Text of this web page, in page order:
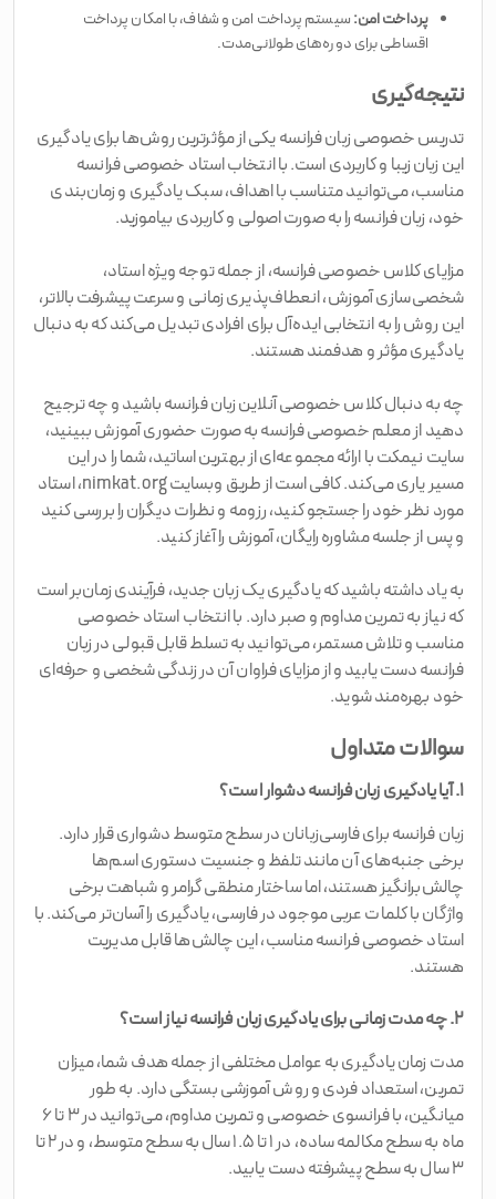
پرداخت امن:سیستم پرداخت امن و شفاف، با امکان پرداخت
اقساطی برای دوره‌های طولانی‌مدت.
نتیجه‌گیری
تدریس خصوصی زبان فرانسه یکی از مؤثرترین روش‌ها برای یادگیری
این زبان زیبا و کاربردی است. با انتخاب استاد خصوصی فرانسه
مناسب، می‌توانید متناسب با اهداف، سبک یادگیری و زمان‌بندی
خود، زبان فرانسه را به صورت اصولی و کاربردی بیاموزید.
مزایای کلاس خصوصی فرانسه، از جمله توجه ویژه استاد،
شخصی‌سازی آموزش، انعطاف‌پذیری زمانی و سرعت پیشرفت بالاتر،
این روش را به انتخابی ایده‌آل برای افرادی تبدیل می‌کند که به دنبال
یادگیری مؤثر و هدفمند هستند.
چه به دنبال کلاس خصوصی آنلاین زبان فرانسه باشید و چه ترجیح
دهید از معلم خصوصی فرانسه به صورت حضوری آموزش ببینید،
سایت نیمکت با ارائه مجموعه‌ای از بهترین اساتید، شما را در این
مسیر یاری می‌کند. کافی است از طریق وبسایت nimkat.org، استاد
مورد نظر خود را جستجو کنید، رزومه و نظرات دیگران را بررسی کنید
و پس از جلسه مشاوره رایگان، آموزش را آغاز کنید.
به یاد داشته باشید که یادگیری یک زبان جدید، فرآیندی زمان‌بر است
که نیاز به تمرین مداوم و صبر دارد. با انتخاب استاد خصوصی
مناسب و تلاش مستمر، می‌توانید به تسلط قابل قبولی در زبان
فرانسه دست یابید و از مزایای فراوان آن در زندگی شخصی و حرفه‌ای
خود بهره‌مند شوید.
سوالات متداول
۱. آیا یادگیری زبان فرانسه دشوار است؟
زبان فرانسه برای فارسی‌زبانان در سطح متوسط دشواری قرار دارد.
برخی جنبه‌های آن مانند تلفظ و جنسیت دستوری اسم‌ها
چالش‌برانگیز هستند، اما ساختار منطقی گرامر و شباهت برخی
واژگان با کلمات عربی موجود در فارسی، یادگیری را آسان‌تر می‌کند. با
استاد خصوصی فرانسه مناسب، این چالش‌ها قابل مدیریت
هستند.
۲. چه مدت زمانی برای یادگیری زبان فرانسه نیاز است؟
مدت زمان یادگیری به عوامل مختلفی از جمله هدف شما، میزان
تمرین، استعداد فردی و روش آموزشی بستگی دارد. به طور
میانگین، با فرانسوی خصوصی و تمرین مداوم، می‌توانید در ۳ تا ۶
ماه به سطح مکالمه ساده، در ۱ تا ۱.۵ سال به سطح متوسط، و در ۲ تا
۳ سال به سطح پیشرفته دست یابید.